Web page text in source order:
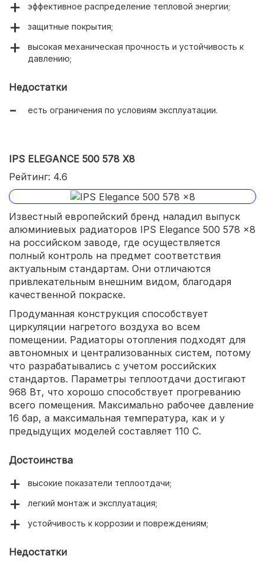
эффективное распределение тепловой энергии;
защитные покрытия;
высокая механическая прочность и устойчивость к
давлению;
Недостатки
есть ограничения по условиям эксплуатации.
IPS ELEGANCE 500 578 X8
Рейтинг: 4.6
Известный европейский бренд наладил выпуск
алюминиевых радиаторов IPS Elegance 500 578 x8
на российском заводе, где осуществляется
полный контроль на предмет соответствия
актуальным стандартам. Они отличаются
привлекательным внешним видом, благодаря
качественной покраске.
Продуманная конструкция способствует
циркуляции нагретого воздуха во всем
помещении. Радиаторы отопления подходят для
автономных и централизованных систем, потому
что разрабатывались с учетом российских
стандартов. Параметры теплоотдачи достигают
968 Вт, что хорошо способствует прогреванию
всего помещения. Максимально рабочее давление
16 бар, а максимальная температура, как и у
предыдущих моделей составляет 110 С.
Достоинства
высокие показатели теплоотдачи;
легкий монтаж и эксплуатация;
устойчивость к коррозии и повреждениям;
Недостатки